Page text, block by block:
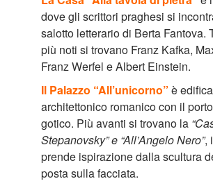
dove gli scrittori praghesi si
salotto letterario di Berta Fantova.
più noti si trovano Franz Kafka,
Franz Werfel e Albert Einstein.
Il Palazzo “All’unicorno” è
architettonico romanico con il
gotico. Più avanti si trovano la
Stepanovsky” e “All’Angelo Nero”,
prende ispirazione dalla scultura
posta sulla facciata.